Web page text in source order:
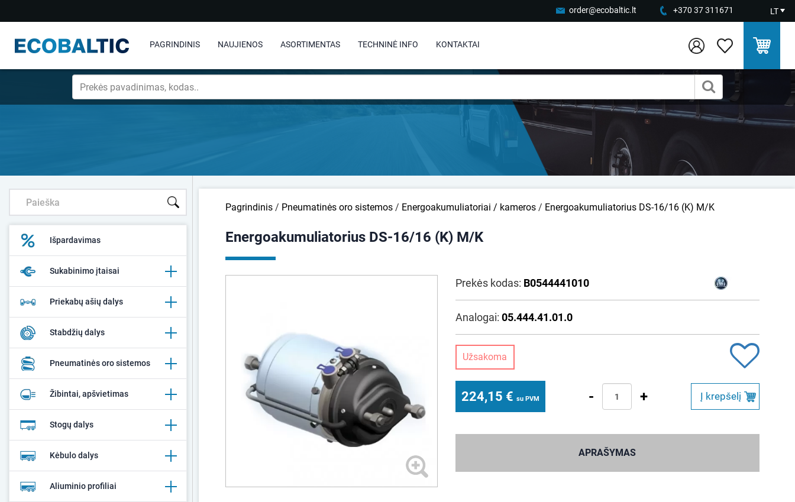
order@ecobaltic.lt +370 37 311671 LT
PAGRINDINIS NAUJIENOS ASORTIMENTAS TECHNINĖ INFO KONTAKTAI
Išpardavimas
Sukabinimo įtaisai
Priekabų ašių dalys
Stabdžių dalys
Pneumatinės oro sistemos
Žibintai, apšvietimas
Stogų dalys
Kėbulo dalys
Aliuminio profiliai
Pagrindinis / Pneumatinės oro sistemos / Energoakumuliatoriai / kameros / Energoakumuliatorius DS-16/16 (K) M/K
Energoakumuliatorius DS-16/16 (K) M/K
Prekės kodas: B0544441010
Analogai: 05.444.41.01.0
Užsakoma
224,15 € su PVM - + Į krepšelį
APRAŠYMAS